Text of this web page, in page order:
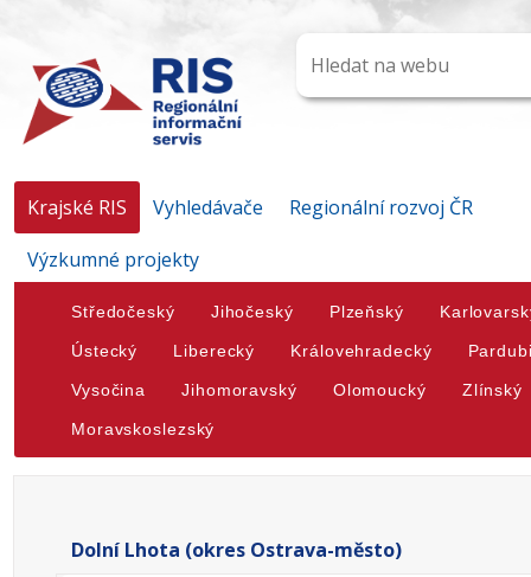
Krajské RIS Vyhledávače
Regionální rozvoj ČR
Výzkumné projekty
Středočeský Jihočeský Plzeňský
Ústecký Liberecký Královehradecký
Vysočina Jihomoravský Olomoucký Zlínský
Moravskoslezský
Dolní Lhota (okres Ostrava-město)